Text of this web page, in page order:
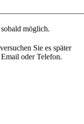
möglich.
Sie es später
oder Telefon.